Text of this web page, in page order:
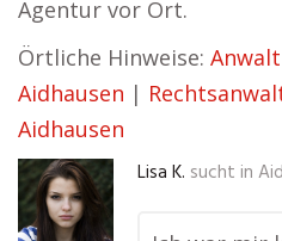
Agentur vor Ort.
Örtliche Hinweise:
Aidhausen |
Aidhausen
Lisa K. sucht in